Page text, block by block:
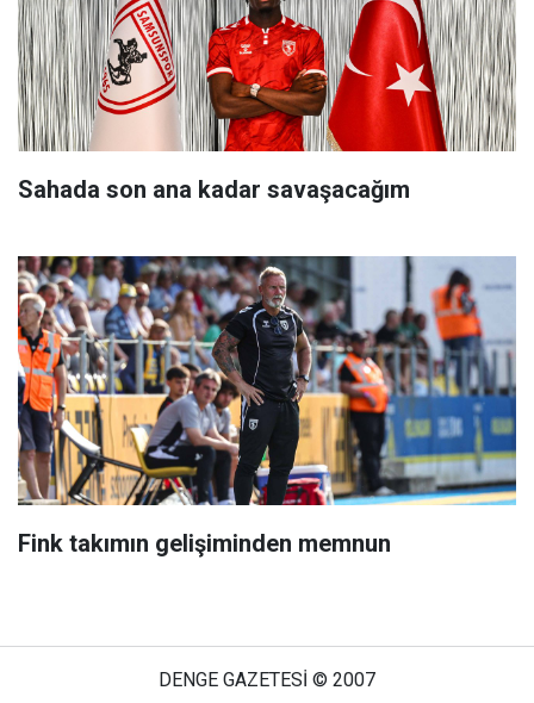
Sahada son ana kadar savaşacağım
Fink takımın gelişiminden memnun
DENGE GAZETESİ © 2007